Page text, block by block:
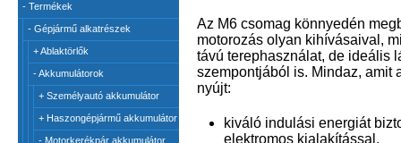
- Termékek
- Gépjármű alkatrészek
+Ablaktörlők
-Akkumulátorok
+ Személyautó akkumulátor
+ Haszongépjármű akkumulátor
- Motorkerékpár akkumulátor
Az M6 csomag könnyedén
motorozás olyan kihívásaival,
távú terephasználat, de ideális
szempontjából is. Mindaz, amit
nyújt:
kiváló indulási energiát
elektromos kialakítással,